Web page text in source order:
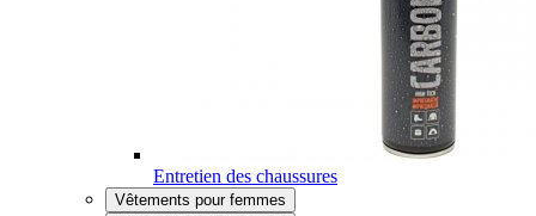
Entretien des chaussures
Vêtements pour femmes